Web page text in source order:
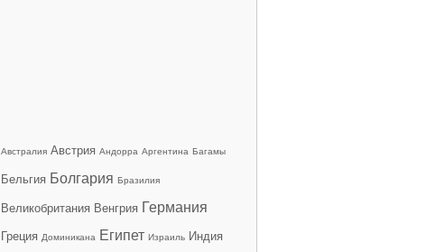
Австралия Австрия Андорра Аргентина Багамы
Бельгия Болгария Бразилия
Великобритания Венгрия Германия
Греция Доминикана Египет Израиль Индия